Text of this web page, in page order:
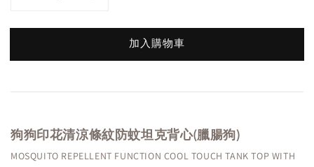
加入購物車
狗狗印花清涼條紋防蚊坦克背心(臘腸狗)
MOSQUITO REPELLENT FUNCTION COOL TOUCH TANK TOP WITH